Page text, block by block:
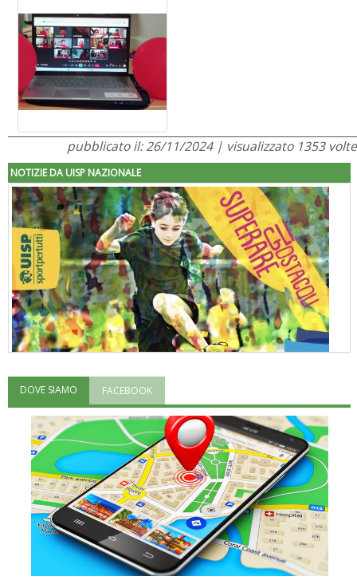
pubblicato il: 26/11/2024 | visualizzato 1353 volte
NOTIZIE DA UISP NAZIONALE
"Superare gli ostacoli": la relazione di Tiziano Pesce al CN Uisp
DOVE SIAMO FACEBOOK